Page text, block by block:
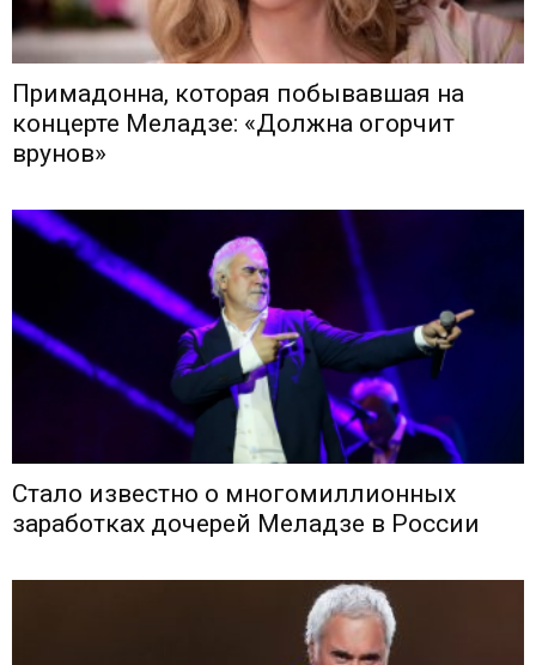
Примадонна, которая побывавшая на
концерте Меладзе: «Должна огорчит
врунов»
Стало известно о многомиллионных
заработках дочерей Меладзе в России